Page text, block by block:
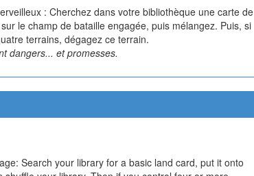
: Cherchez dans votre bibliothèque une carte de
le champ de bataille engagée, puis mélangez. Puis, si
terrains, dégagez ce terrain.
dangers... et promesses.
Search your library for a basic land card, put it onto